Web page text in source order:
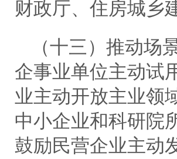
财政厅、住房城乡
（十三）推动场
企事业单位主动试
业主动开放主业领
中小企业和科研院
鼓励民营企业主动